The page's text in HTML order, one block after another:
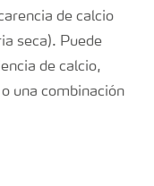
de calcio
seca). Puede
de calcio,
una combinación